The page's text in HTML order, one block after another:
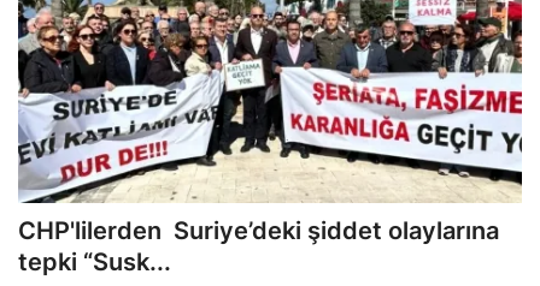
CHP'lilerden Suriye’deki şiddet olaylarına
tepki “Susk...